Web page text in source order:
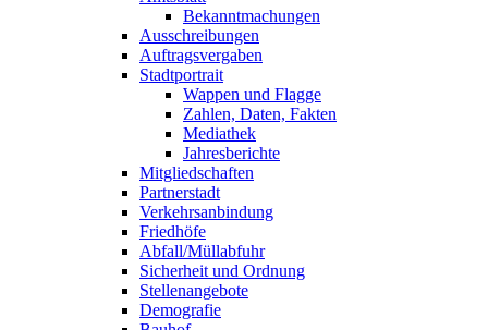
Bekanntmachungen
Ausschreibungen
Auftragsvergaben
Stadtportrait
Wappen und Flagge
Zahlen, Daten, Fakten
Mediathek
Jahresberichte
Mitgliedschaften
Partnerstadt
Verkehrsanbindung
Friedhöfe
Abfall/Müllabfuhr
Sicherheit und Ordnung
Stellenangebote
Demografie